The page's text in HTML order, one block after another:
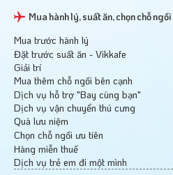
Mua hành lý, suất ăn, chọn chỗ
Mua trước hành lý
Đặt trước suất ăn - Vikkafe
Giải trí
Mua thêm chỗ ngồi bên cạnh
Dịch vụ hỗ trợ "Bay cùng bạn"
Dịch vụ vận chuyển thú cưng
Quà lưu niệm
Chọn chỗ ngồi ưu tiên
Hàng miễn thuế
Dịch vụ trẻ em đi một mình